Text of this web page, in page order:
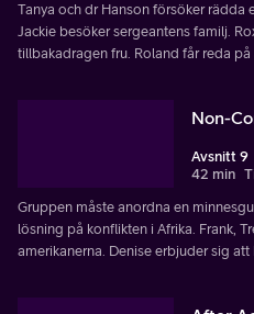
Tanya och dr Hanson försöker rädda
Jackie besöker sergeantens familj.
tillbakadragen fru. Roland får reda
Non-
Avsnitt 9
42 min
Gruppen måste anordna en
lösning på konflikten i Afrika. Frank,
amerikanerna. Denise erbjuder sig att